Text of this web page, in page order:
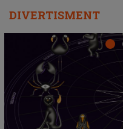
DIVERTISMENT